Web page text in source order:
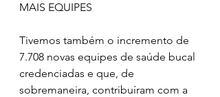
MAIS EQUIPES
Tivemos também o incremento de
7.708 novas equipes de saúde bucal
credenciadas e que, de
sobremaneira, contribuíram com a